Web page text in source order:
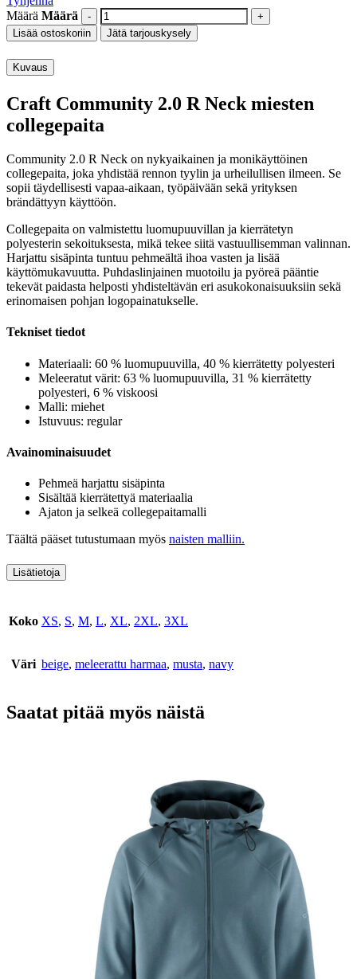
Määrä Määrä
Lisää ostoskoriin Jätä tarjouskysely
Kuvaus
Craft Community 2.0 R Neck miesten
collegepaita
Community 2.0 R Neck on nykyaikainen ja monikäyttöinen
collegepaita, joka yhdistää rennon tyylin ja urheilullisen ilmeen. Se
sopii täydellisesti vapaa-aikaan, työpäivään sekä yrityksen
brändättyyn käyttöön.
Collegepaita on valmistettu luomupuuvillan ja kierrätetyn
polyesterin sekoituksesta, mikä tekee siitä vastuullisemman valinnan.
Harjattu sisäpinta tuntuu pehmeältä ihoa vasten ja lisää
käyttömukavuutta. Puhdaslinjainen muotoilu ja pyöreä pääntie
tekevät paidasta helposti yhdisteltävän eri asukokonaisuuksiin sekä
erinomaisen pohjan logopainatukselle.
Tekniset tiedot
Materiaali: 60 % luomupuuvilla, 40 % kierrätetty polyesteri
Meleeratut värit: 63 % luomupuuvilla, 31 % kierrätetty
polyesteri, 6 % viskoosi
Malli: miehet
Istuvuus: regular
Avainominaisuudet
Pehmeä harjattu sisäpinta
Sisältää kierrätettyä materiaalia
Ajaton ja selkeä collegepaitamalli
Täältä pääset tutustumaan myös naisten malliin.
Lisätietoja
Koko XS, S, M, L, XL, 2XL, 3XL
Väri beige, meleerattu harmaa, musta, navy
Saatat pitää myös näistä